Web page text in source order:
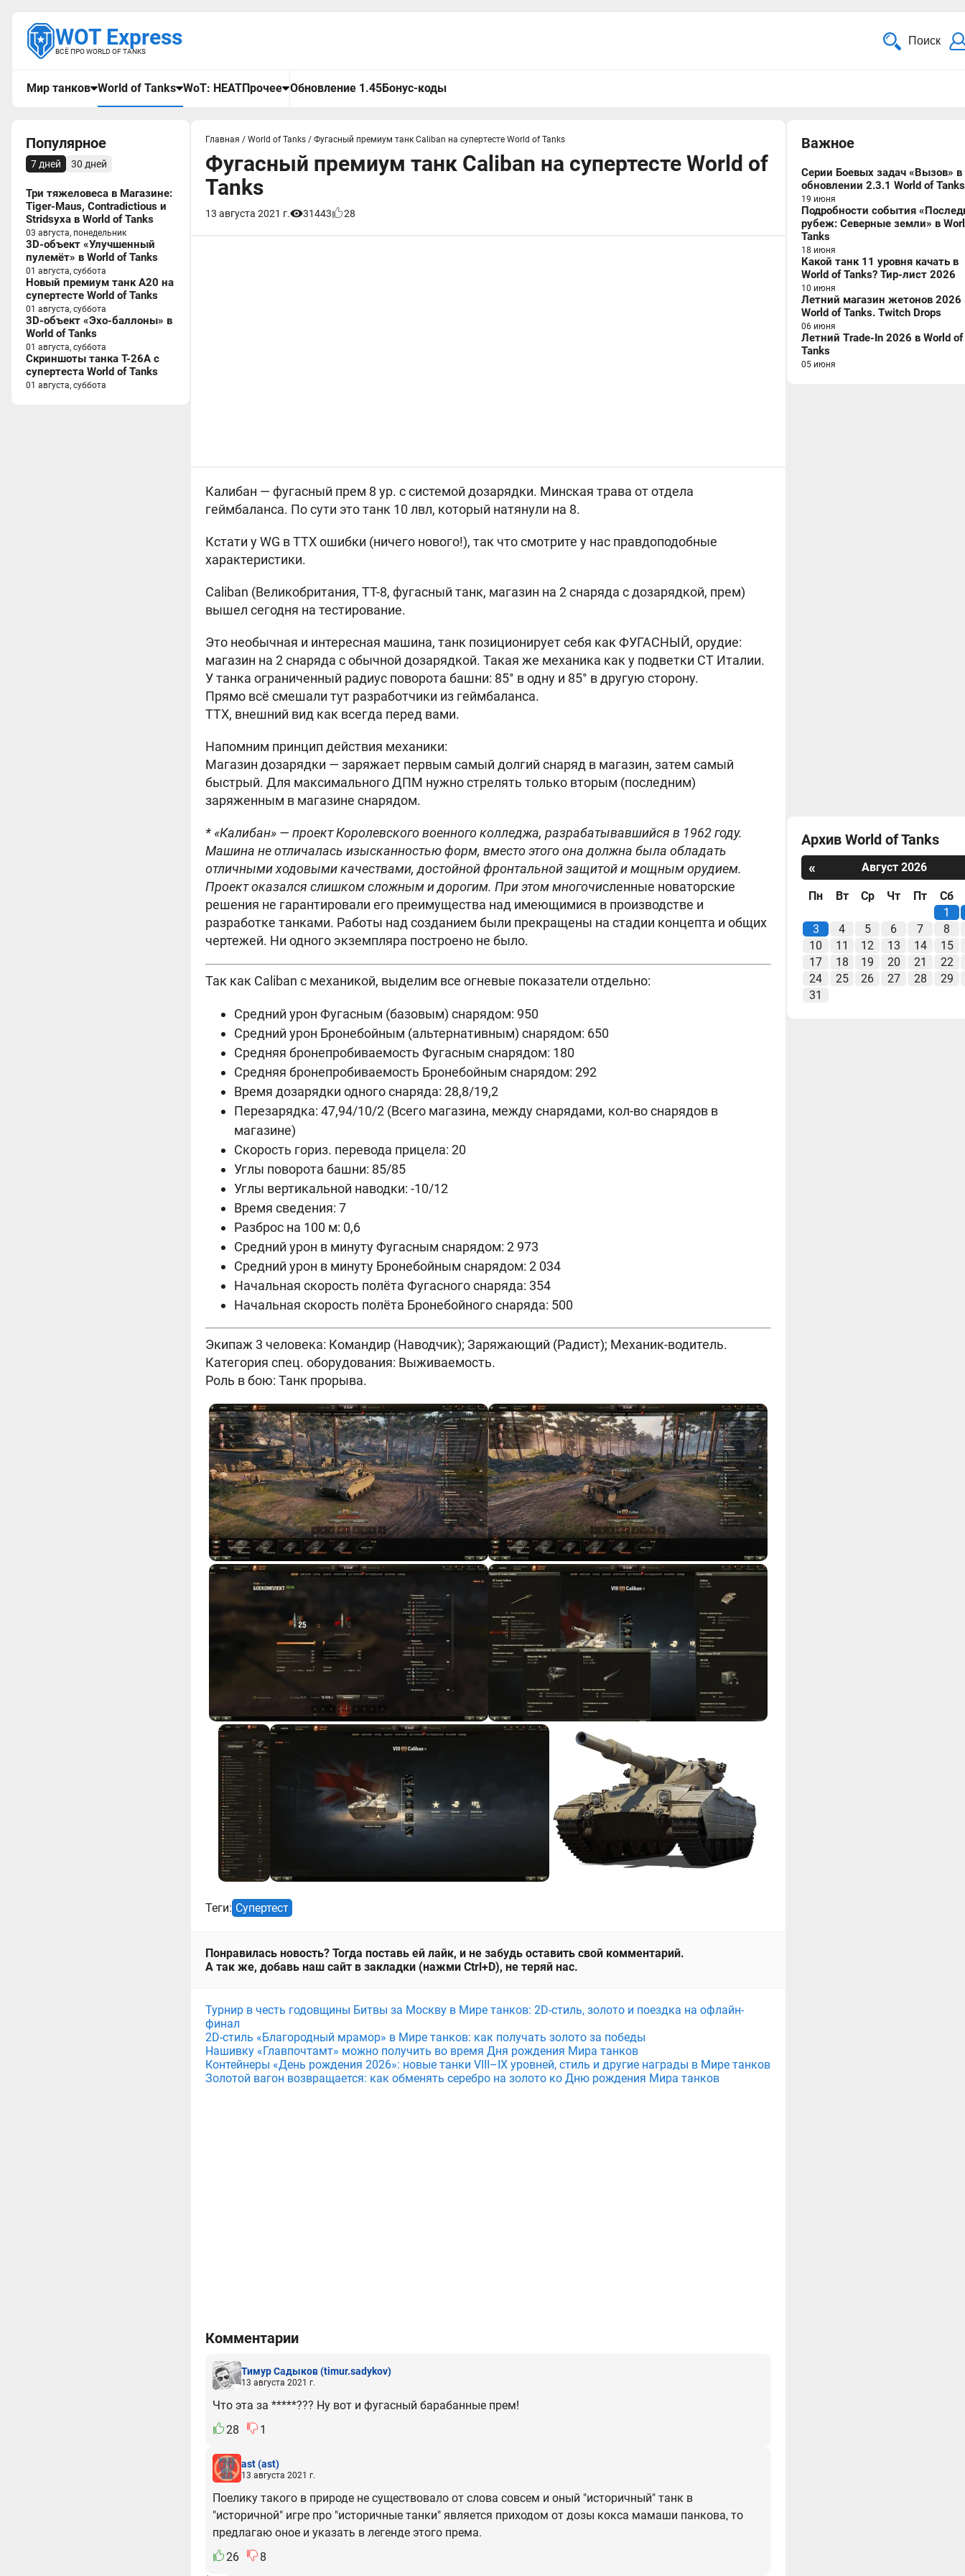
WOT Express
ВСЁ ПРО WORLD OF TANKS
Поиск
Мир танков World of Tanks WoT: HEATПрочее Обновление 1.45Бонус-коды
Популярное
7 дней 30 дней
Три тяжеловеса в Магазине:
Tiger-Maus, Contradictious и
Stridsyxa в World of Tanks
03 августа, понедельник
3D-объект «Улучшенный
пулемёт» в World of Tanks
01 августа, суббота
Новый премиум танк A20 на
супертесте World of Tanks
01 августа, суббота
3D-объект «Эхо-баллоны» в
World of Tanks
01 августа, суббота
Скриншоты танка T-26A с
супертеста World of Tanks
01 августа, суббота
Главная / World of Tanks / Фугасный премиум танк Caliban на супертесте World of Tanks
Фугасный премиум танк Caliban на супертесте World of
Tanks
13 августа 2021 г. 31443 28
Калибан — фугасный прем 8 ур. с системой дозарядки. Минская трава от отдела
геймбаланса. По сути это танк 10 лвл, который натянули на 8.
Кстати у WG в ТТХ ошибки (ничего нового!), так что смотрите у нас правдоподобные
характеристики.
Caliban (Великобритания, ТТ-8, фугасный танк, магазин на 2 снаряда с дозарядкой, прем)
вышел сегодня на тестирование.
Это необычная и интересная машина, танк позиционирует себя как ФУГАСНЫЙ, орудие:
магазин на 2 снаряда с обычной дозарядкой. Такая же механика как у подветки СТ Италии.
У танка ограниченный радиус поворота башни: 85° в одну и 85° в другую сторону.
Прямо всё смешали тут разработчики из геймбаланса.
ТТХ, внешний вид как всегда перед вами.
Напомним принцип действия механики:
Магазин дозарядки — заряжает первым самый долгий снаряд в магазин, затем самый
быстрый. Для максимального ДПМ нужно стрелять только вторым (последним)
заряженным в магазине снарядом.
* «Калибан» — проект Королевского военного колледжа, разрабатывавшийся в 1962 году.
Машина не отличалась изысканностью форм, вместо этого она должна была обладать
отличными ходовыми качествами, достойной фронтальной защитой и мощным орудием.
Проект оказался слишком сложным и дорогим. При этом многочисленные новаторские
решения не гарантировали его преимущества над имеющимися в производстве и
разработке танками. Работы над созданием были прекращены на стадии концепта и общих
чертежей. Ни одного экземпляра построено не было.
Так как Caliban с механикой, выделим все огневые показатели отдельно:
Средний урон Фугасным (базовым) снарядом: 950
Средний урон Бронебойным (альтернативным) снарядом: 650
Средняя бронепробиваемость Фугасным снарядом: 180
Средняя бронепробиваемость Бронебойным снарядом: 292
Время дозарядки одного снаряда: 28,8/19,2
Перезарядка: 47,94/10/2 (Всего магазина, между снарядами, кол-во снарядов в
магазине)
Скорость гориз. перевода прицела: 20
Углы поворота башни: 85/85
Углы вертикальной наводки: -10/12
Время сведения: 7
Разброс на 100 м: 0,6
Средний урон в минуту Фугасным снарядом: 2 973
Средний урон в минуту Бронебойным снарядом: 2 034
Начальная скорость полёта Фугасного снаряда: 354
Начальная скорость полёта Бронебойного снаряда: 500
Экипаж 3 человека: Командир (Наводчик); Заряжающий (Радист); Механик-водитель.
Категория спец. оборудования: Выживаемость.
Роль в бою: Танк прорыва.
Теги: Супертест
Понравилась новость? Тогда поставь ей лайк, и не забудь оставить свой комментарий.
А так же, добавь наш сайт в закладки (нажми Ctrl+D), не теряй нас.
Турнир в честь годовщины Битвы за Москву в Мире танков: 2D-стиль, золото и поездка на офлайн-
финал
2D-стиль «Благородный мрамор» в Мире танков: как получать золото за победы
Нашивку «Главпочтамт» можно получить во время Дня рождения Мира танков
Контейнеры «День рождения 2026»: новые танки VIII–IX уровней, стиль и другие награды в Мире танков
Золотой вагон возвращается: как обменять серебро на золото ко Дню рождения Мира танков
Комментарии
Тимур Садыков(timur.sadykov)
13 августа 2021 г.
Что эта за *****??? Ну вот и фугасный барабанные прем!
28
1
ast(ast)
13 августа 2021 г.
Поелику такого в природе не существовало от слова совсем и оный "историчный" танк в
"историчной" игре про "историчные танки" является приходом от дозы кокса мамаши панкова, то
предлагаю оное и указать в легенде этого према.
26
8
Важное
Серии Боевых задач «Вызов» в
обновлении 2.3.1 World of Tanks
19 июня
Подробности события
рубеж: Северные земли» в
Tanks
18 июня
Какой танк 11 уровня качать в
World of Tanks? Тир-лист 2026
10 июня
Летний магазин жетонов 2026
World of Tanks. Twitch Drops
06 июня
Летний Trade-In 2026 в World of
Tanks
05 июня
Архив World of Tanks
«
Август 2026
Пн Вт Ср Чт Пт
Сб
1
3
4 5 6 7
8
10
11 12 13 14
15
17
18 19 20 21
22
24
25 26 27 28
29
31